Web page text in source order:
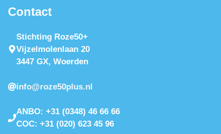
Contact
Stichting Roze50+
Vijzelmolenlaan 20
3447 GX, Woerden
info@roze50plus.nl
ANBO: +31 (0348) 46 66 66
COC: +31 (020) 623 45 96